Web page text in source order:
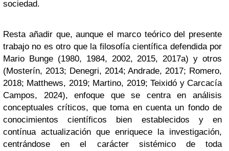
sociedad.
Resta añadir que, aunque el marco teórico del presente
trabajo no es otro que la filosofía científica defendida por
Mario Bunge (1980, 1984, 2002, 2015, 2017a) y otros
(Mosterín, 2013; Denegri, 2014; Andrade, 2017; Romero,
2018; Matthews, 2019; Martino, 2019; Teixidó y Carcacía
Campos, 2024), enfoque que se centra en análisis
conceptuales críticos, que toma en cuenta un fondo de
conocimientos científicos bien establecidos y en
contínua actualización que enriquece la investigación,
centrándose en el carácter sistémico de toda